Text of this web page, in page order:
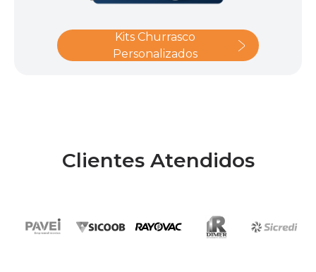
Kits Churrasco
Personalizados
Clientes Atendidos